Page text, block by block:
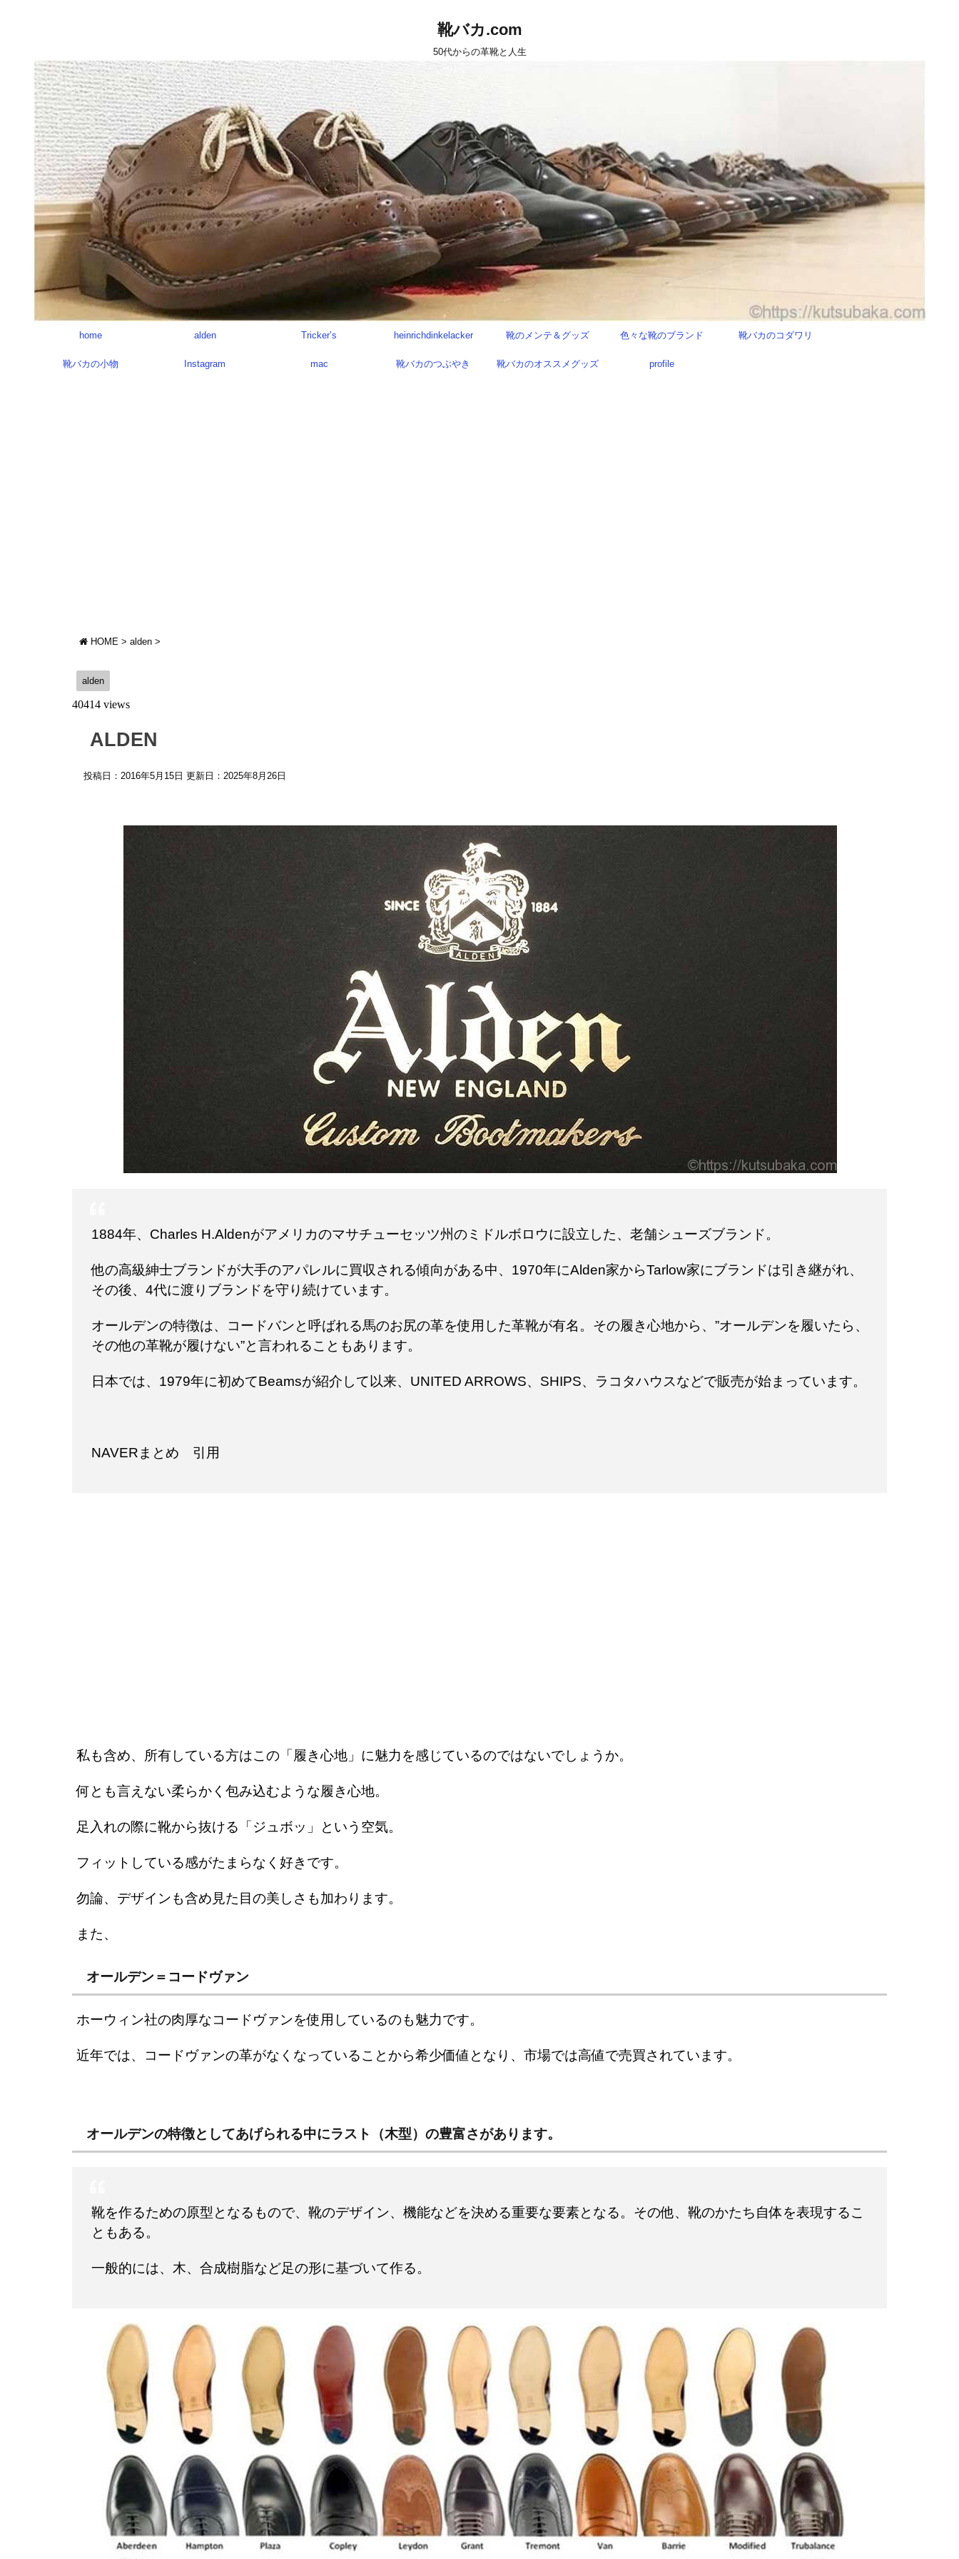
靴バカ.com
50代からの革靴と人生
home alden Tricker’s heinrichdinkelacker 靴のメンテ＆グッズ 色々な靴のブランド 靴バカのコダワリ
靴バカの小物 Instagram mac 靴バカのつぶやき 靴バカのオススメグッズ profile
HOME > alden >
alden
40414 views
ALDEN
投稿日：2016年5月15日 更新日： 2025年8月26日
1884年、Charles H.Aldenがアメリカのマサチューセッツ州のミドルボロウに設立した、老舗シューズブランド。
他の高級紳士ブランドが大手のアパレルに買収される傾向がある中、1970年にAlden家からTarlow家にブランドは引き継がれ、
その後、4代に渡りブランドを守り続けています。
オールデンの特徴は、コードバンと呼ばれる馬のお尻の革を使用した革靴が有名。その履き心地から、”オールデンを履いたら、
その他の革靴が履けない”と言われることもあります。
日本では、1979年に初めてBeamsが紹介して以来、UNITED ARROWS、SHIPS、ラコタハウスなどで販売が始まっています。
NAVERまとめ 引用
私も含め、所有している方はこの「履き心地」に魅力を感じているのではないでしょうか。
何とも言えない柔らかく包み込むような履き心地。
足入れの際に靴から抜ける「ジュボッ」という空気。
フィットしている感がたまらなく好きです。
勿論、デザインも含め見た目の美しさも加わります。
また、
オールデン＝コードヴァン
ホーウィン社の肉厚なコードヴァンを使用しているのも魅力です。
近年では、コードヴァンの革がなくなっていることから希少価値となり、市場では高値で売買されています。
オールデンの特徴としてあげられる中にラスト（木型）の豊富さがあります。
靴を作るための原型となるもので、靴のデザイン、機能などを決める重要な要素となる。その他、靴のかたち自体を表現するこ
ともある。
一般的には、木、合成樹脂など足の形に基づいて作る。